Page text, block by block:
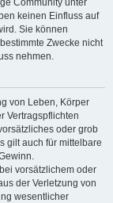
Community unter
keinen Einfluss auf
Sie können
Zwecke nicht
nehmen.
von Leben, Körper
Vertragspflichten
oder grob
gilt auch für mittelbare
vorsätzlichem oder
der Verletzung von
wesentlicher